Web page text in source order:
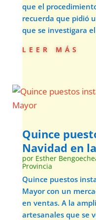
que el
recuerda que pidió
que se investigara
leer más
Quince
Navidad en
por Esther
Provincia
Quince puestos
Mayor con un
en ventas. A la
artesanales que se